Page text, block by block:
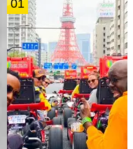
01